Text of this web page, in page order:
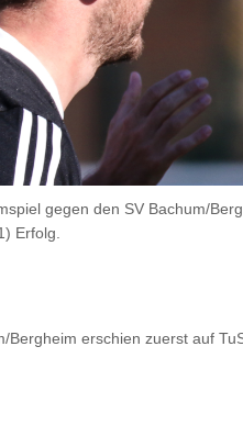
gegen den SV Bachum/
Erfolg.
Bergheim erschien zuerst auf